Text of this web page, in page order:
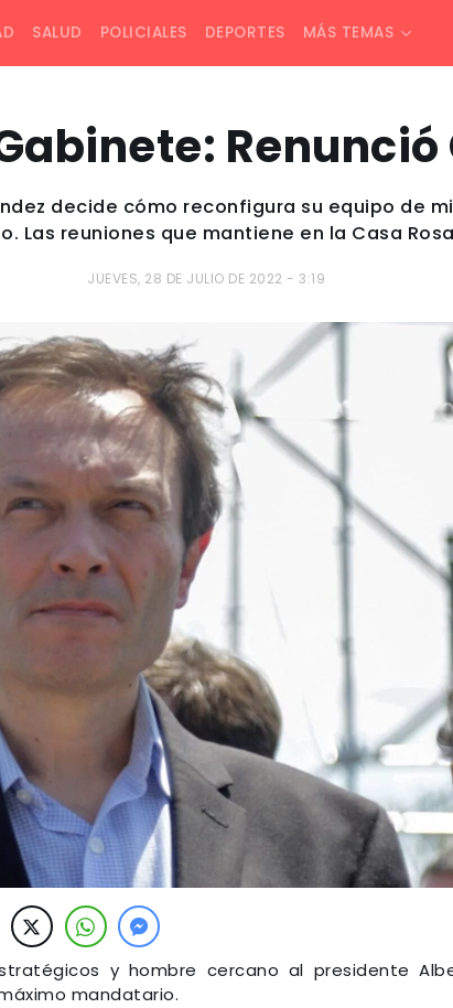
SALUD POLICIALES DEPORTES MÁS TEMAS
Renunció
decide cómo reconfigura su equipo de
Las reuniones que mantiene en la Casa
JUEVES, 28 DE JULIO DE 2022 - 3:19
y hombre cercano al presidente
mandatario.